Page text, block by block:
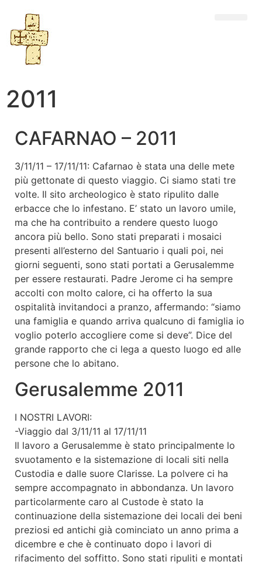
2011
CAFARNAO – 2011
3/11/11 – 17/11/11: Cafarnao è stata una delle mete
più gettonate di questo viaggio. Ci siamo stati tre
volte. Il sito archeologico è stato ripulito dalle
erbacce che lo infestano. E’ stato un lavoro umile,
ma che ha contribuito a rendere questo luogo
ancora più bello. Sono stati preparati i mosaici
presenti all’esterno del Santuario i quali poi, nei
giorni seguenti, sono stati portati a Gerusalemme
per essere restaurati. Padre Jerome ci ha sempre
accolti con molto calore, ci ha offerto la sua
ospitalità invitandoci a pranzo, affermando: “siamo
una famiglia e quando arriva qualcuno di famiglia io
voglio poterlo accogliere come si deve”. Dice del
grande rapporto che ci lega a questo luogo ed alle
persone che lo abitano.
Gerusalemme 2011
I NOSTRI LAVORI:
-Viaggio dal 3/11/11 al 17/11/11
Il lavoro a Gerusalemme è stato principalmente lo
svuotamento e la sistemazione di locali siti nella
Custodia e dalle suore Clarisse. La polvere ci ha
sempre accompagnato in abbondanza. Un lavoro
particolarmente caro al Custode è stato la
continuazione della sistemazione dei locali dei beni
preziosi ed antichi già cominciato un anno prima a
dicembre e che è continuato dopo i lavori di
rifacimento del soffitto. Sono stati ripuliti e montati